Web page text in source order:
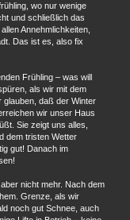
wo nur wenige
und schließlich das
Annehmlichkeiten,
Das ist es, also fix
Frühling – was will
als wir mit dem
glauben, daß der Winter
wir unser Haus
Sie zeigt uns alles,
dem tristen Wetter
gut! Danach im
nicht mehr. Nach dem
Grenze, als wir
noch gut Schnee, auch